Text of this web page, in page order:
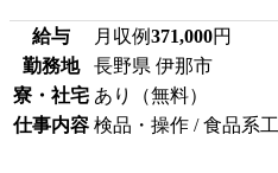
給与 月収例371,000円
勤務地
長野県 伊那市
寮・社宅 あり（無料）
仕事内容 検品・操作 / 食品系